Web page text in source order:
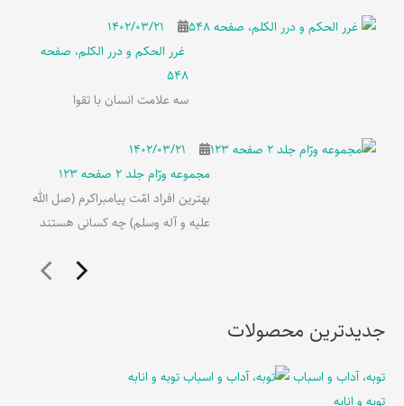
۱۴۰۲/۰۳/۲۱
غرر الحکم و درر الکلم، صفحه
548
سه علامت انسان با تقوا
۱۴۰۲/۰۳/۲۱
مجموعه ورّام جلد 2 صفحه 123
بهترین افراد امّت پیامبراکرم (صل الله
علیه و آله وسلم) چه کسانی هستند
جدیدترین محصولات
توبه، آداب و اسباب
توبه و انابه